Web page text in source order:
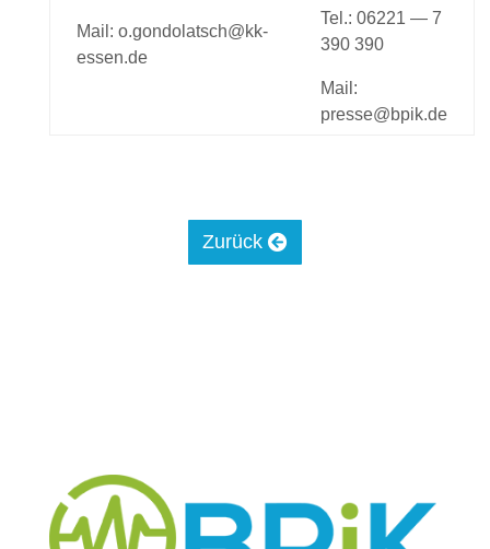
Mail: o.gondolatsch@kk-
essen.de
Tel.: 06221 — 7
390 390
Mail:
presse@bpik.de
Zurück